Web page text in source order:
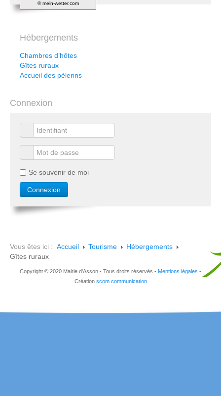
© mein-wetter.com
Hébergements
Chambres d’hôtes
Gîtes ruraux
Accueil des pèlerins
Connexion
Se souvenir de moi
Vous êtes ici : Accueil Tourisme
Hébergements
Gîtes ruraux
Copyright © 2020 Mairie d'Asson - Tous droits réservés - Mentions légales -
Création scom communication